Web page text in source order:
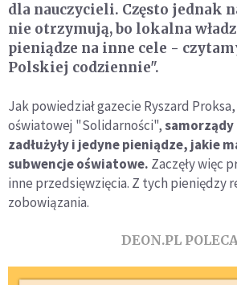
dla nauczycieli. Często jednak
nie otrzymują, bo lokalna
pieniądze na inne cele -
Polskiej codziennie".
Jak powiedział gazecie Ryszard
oświatowej "Solidarności",
zadłużyły i jedyne pieniądze, jakie
subwencje oświatowe. Zaczęły więc
inne przedsięwzięcia. Z tych pieniędzy
zobowiązania.
DEON.PL